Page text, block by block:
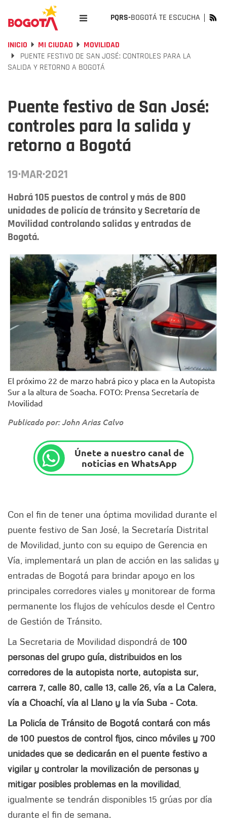
PQRS-BOGOTÁ TE ESCUCHA
INICIO MI CIUDAD
MOVILIDAD
PUENTE FESTIVO DE SAN JOSÉ: CONTROLES PARA LA
SALIDA Y RETORNO A BOGOTÁ
Puente festivo de San José:
controles para la salida y
retorno a Bogotá
19·MAR·2021
Habrá 105 puestos de control y más de 800
unidades de policía de tránsito y Secretaría de
Movilidad controlando salidas y entradas de
Bogotá.
El próximo 22 de marzo habrá pico y placa en la Autopista
Sur a la altura de Soacha. FOTO: Prensa Secretaría de
Movilidad
Publicado por: John Arias Calvo
Únete a nuestro canal de
noticias en WhatsApp
Con el fin de tener una óptima movilidad durante el
puente festivo de San José, la Secretaría Distrital
de Movilidad, junto con su equipo de Gerencia en
Vía, implementará un plan de acción en las salidas y
entradas de Bogotá para brindar apoyo en los
principales corredores viales y monitorear de forma
permanente los flujos de vehículos desde el Centro
de Gestión de Tránsito.
La Secretaria de Movilidad dispondrá de 100
personas del grupo guía, distribuidos en los
corredores de la autopista norte, autopista sur,
carrera 7, calle 80, calle 13, calle 26, vía a La Calera,
vía a Choachí, vía al Llano y la vía Suba - Cota.
La Policía de Tránsito de Bogotá contará con más
de 100 puestos de control fijos, cinco móviles y 700
unidades que se dedicarán en el puente festivo a
vigilar y controlar la movilización de personas y
mitigar posibles problemas en la movilidad
igualmente se tendrán disponibles 15 grúas por día
durante el fin de semana.